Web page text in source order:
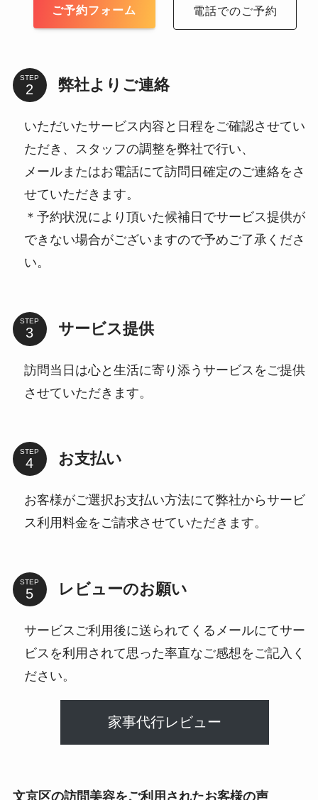
ご予約フォーム 電話でのご予約
STEP 弊社よりご連絡
いただいたサービス内容と日程をご確認させてい
ただき、スタッフの調整を弊社で行い、
メールまたはお電話にて訪問日確定のご連絡をさ
せていただきます。
＊予約状況により頂いた候補日でサービス提供が
できない場合がございますので予めご了承くださ
い。
STEP サービス提供
訪問当日は心と生活に寄り添うサービスをご提供
させていただきます。
STEP お支払い
お客様がご選択お支払い方法にて弊社からサービ
ス利用料金をご請求させていただきます。
STEP レビューのお願い
サービスご利用後に送られてくるメールにてサー
ビスを利用されて思った率直なご感想をご記入く
ださい。
家事代行レビュー
文京区の訪問美容をご利用されたお客様の声